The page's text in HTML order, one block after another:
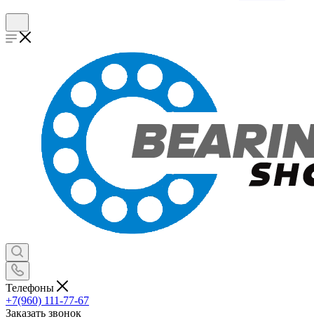
Телефоны
+7(960) 111-77-67
Заказать звонок